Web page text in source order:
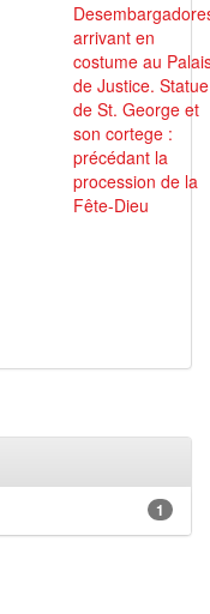
arrivant en
costume au
de Justice. Statue
de St. George et
son cortege :
précédant la
procession de la
Fête-Dieu
1